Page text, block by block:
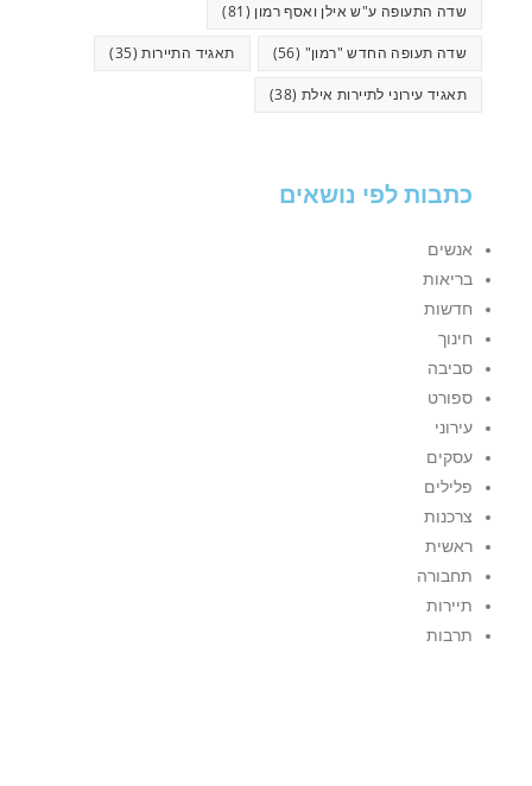
שדה התעופה ע"ש אילן ואסף רמון (81)
שדה תעופה החדש "רמון" (56) תאגיד התיירות(35)
תאגיד עירוני לתיירות אילת (38)
כתבות לפי נושאים
אנשים
בריאות
חדשות
חינוך
סביבה
ספורט
עירוני
עסקים
פלילים
צרכנות
ראשית
תחבורה
תיירות
תרבות